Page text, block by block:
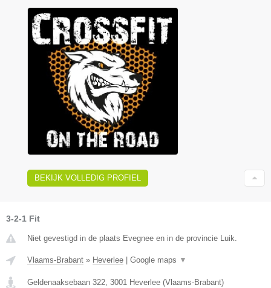
BEKIJK VOLLEDIG PROFIEL
3-2-1 Fit
Niet gevestigd in de plaats Evegnee en in de provincie Luik.
Vlaams-Brabant » Heverlee Google maps ▼
Geldenaaksebaan 322, 3001 Heverlee (Vlaams-Brabant)